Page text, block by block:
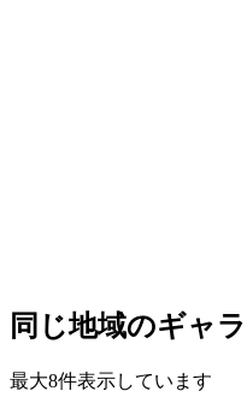
同じ地域のギャ
最大8件表示しています